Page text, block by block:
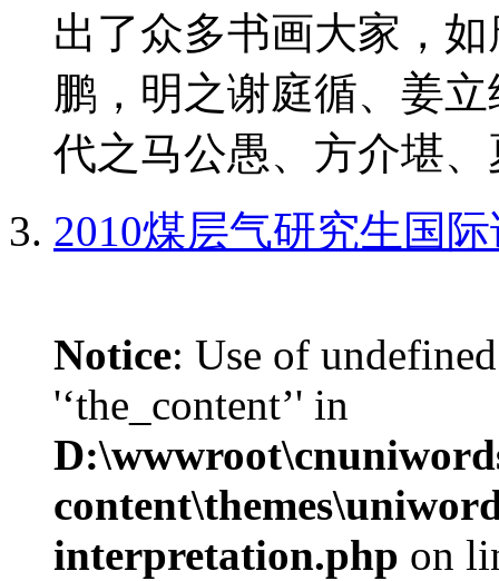
出了众多书画大家，
鹏，明之谢庭循、姜
代之马公愚、方介堪
2010煤层气研究生国
Notice: Use of
'‘the_content’' in
interpretation.php on